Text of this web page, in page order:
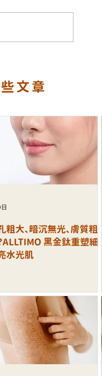
文章
粗大、暗沉無光、膚質粗
ALLTIMO 黑金鈦重塑細緻
水光肌